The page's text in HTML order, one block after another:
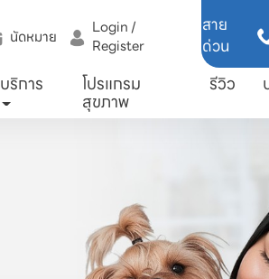
นัดหมาย
Login /
Register
สาย
ด่วน
บริการ โปรแกรม
สุขภาพ
รีวิว